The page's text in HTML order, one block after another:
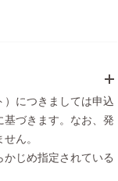
につきましては申込
づきます。なお、発
ん。
じめ指定されている